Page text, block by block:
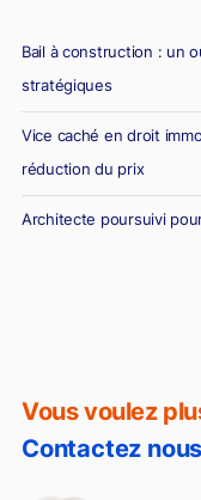
Vous voulez
Contactez
Bail à construction : un
stratégiques
Vice caché en droit
réduction du prix
Architecte poursuivi